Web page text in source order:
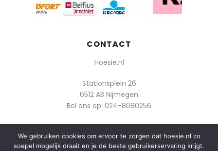
CONTACT
Hoesie.nl
Stationsplein 26
6512 AB Nijmegen
Bel ons op: 024-8080256
Of mail: info@hoesie.nl
We gebruiken cookies om ervoor te zorgen dat hoesie.nl zo
soepel mogelijk draait en je de beste gebruikerservaring krijgt.